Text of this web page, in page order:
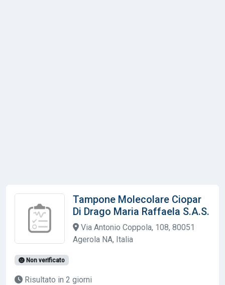
Tampone Molecolare Ciopar
Di Drago Maria Raffaela S.A.S.
Via Antonio Coppola, 108, 80051
Agerola NA, Italia
Non verificato
Risultato in 2 giorni